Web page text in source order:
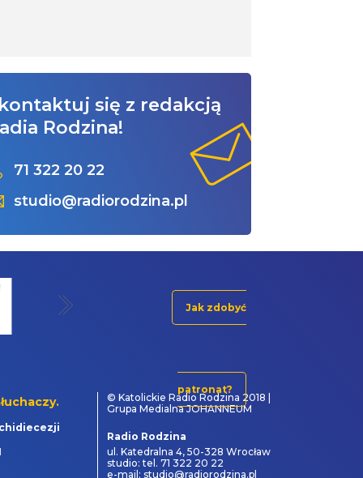
się z redakcją
Rodzina!
71 322 20 22
studio@radiorodzina.pl
Jak zdobyć
patronat?
© Katolickie Radio Rodzina 2018 |
Grupa Medialna JOHANNEUM
Radio Rodzina
ul. Katedralna 4, 50-328 Wrocław
studio: tel. 71 322 20 22
e-mail: studio@radiorodzina.pl